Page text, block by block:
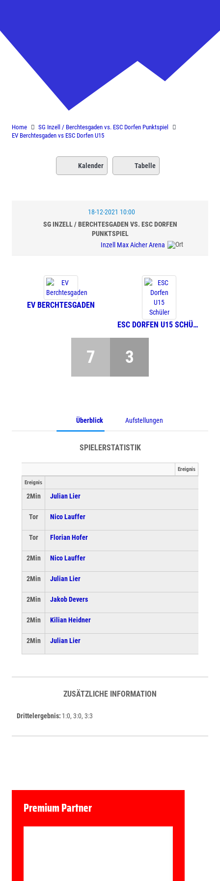
EV Berchtesgaden vs ESC Dorfen
Home
SG Inzell / Berchtesgaden vs. ESC Dorfen Punktspiel
EV Berchtesgaden vs ESC Dorfen U15
Kalender Tabelle
18-12-2021 10:00
SG INZELL / BERCHTESGADEN VS. ESC DORFEN
PUNKTSPIEL
Inzell Max Aicher Arena
EV BERCHTESGADEN
ESC DORFEN U15 SCHÜLER
7 3
Überblick Aufstellungen
SPIELERSTATISTIK
Ereignis
Ereignis
2Min Julian Lier
Tor Nico Lauffer
Tor Florian Hofer
2Min Nico Lauffer
2Min Julian Lier
2Min Jakob Devers
2Min Kilian Heidner
2Min Julian Lier
ZUSÄTZLICHE INFORMATION
Drittelergebnis 1:0, 3:0, 3:3
Premium Partner